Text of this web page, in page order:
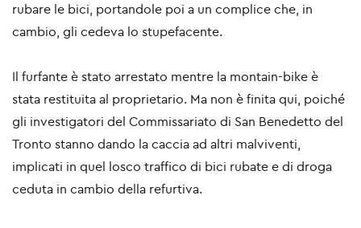
rubare le bici, portandole poi a un complice che, in
cambio, gli cedeva lo stupefacente.
Il furfante è stato arrestato mentre la montain-bike è
stata restituita al proprietario. Ma non è finita qui, poiché
gli investigatori del Commissariato di San Benedetto del
Tronto stanno dando la caccia ad altri malviventi,
implicati in quel losco traffico di bici rubate e di droga
ceduta in cambio della refurtiva.